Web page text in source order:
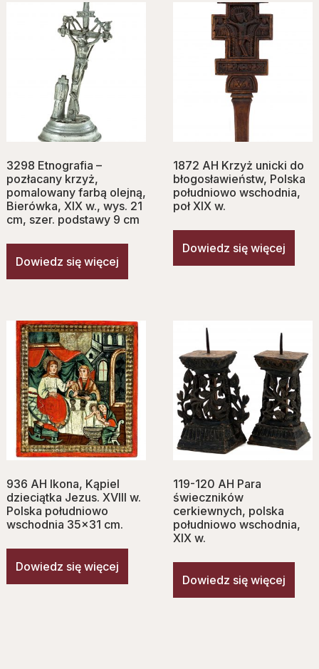
3298 Etnografia –
pozłacany krzyż,
pomalowany farbą olejną,
Bierówka, XIX w., wys. 21
cm, szer. podstawy 9 cm
Dowiedz się więcej
1872 AH Krzyż unicki do
błogosławieństw, Polska
południowo wschodnia,
poł XIX w.
Dowiedz się więcej
936 AH Ikona, Kąpiel
dzieciątka Jezus. XVIII w.
Polska południowo
wschodnia 35×31 cm.
Dowiedz się więcej
119-120 AH Para
świeczników
cerkiewnych, polska
południowo wschodnia,
XIX w.
Dowiedz się więcej